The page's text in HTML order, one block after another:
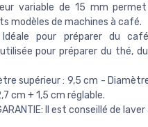
variable de 15 mm
modèles de machines à café.
Idéale pour préparer du
pour préparer du thé,
supérieur : 9,5 cm -
cm + 1,5 cm réglable.
Il est conseillé de